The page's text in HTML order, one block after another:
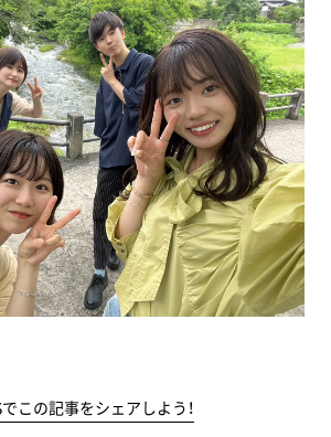
でこの記事をシェアしよう！